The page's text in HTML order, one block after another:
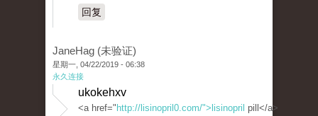
回复
JaneHag (未验证)
星期一, 04/22/2019 - 06:38
永久连接
ukokehxv
<a href=" http://lisinopril0.com/">lisinopril pill</a>